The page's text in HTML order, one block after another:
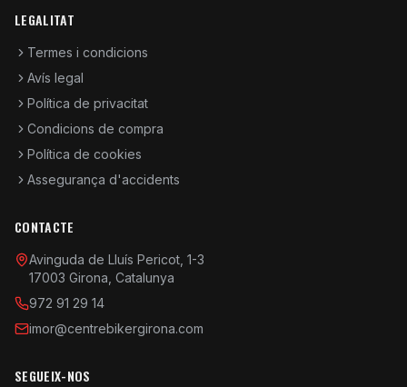
LEGALITAT
Termes i condicions
Avís legal
Política de privacitat
Condicions de compra
Política de cookies
Assegurança d'accidents
CONTACTE
Avinguda de Lluís Pericot, 1-3
17003 Girona, Catalunya
972 91 29 14
imor@centrebikergirona.com
SEGUEIX-NOS